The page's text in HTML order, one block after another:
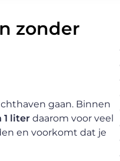
zonder
gaan. Binnen
1 liter daarom voor veel
en voorkomt dat je